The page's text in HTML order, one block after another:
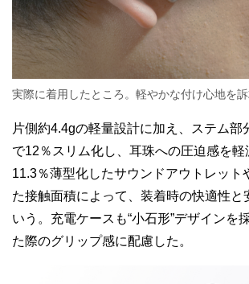
実際に着用したところ。軽やかな付け心地を
片側約4.4gの軽量設計に加え、ステム部
で12％スリム化し、耳珠への圧迫感を軽
11.3％薄型化したサウンドアウトレット
た接触面積によって、装着時の快適性と
いう。充電ケースも“小石形”デザインを
た際のグリップ感に配慮した。